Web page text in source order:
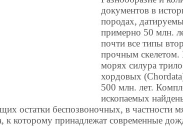
документов в
породах,
примерно 50 млн.
почти все типы
прочным
морях силура
хордовых
500 млн. лет.
ископаемых
остатки беспозвоночных, в частности
к которому принадлежат современные